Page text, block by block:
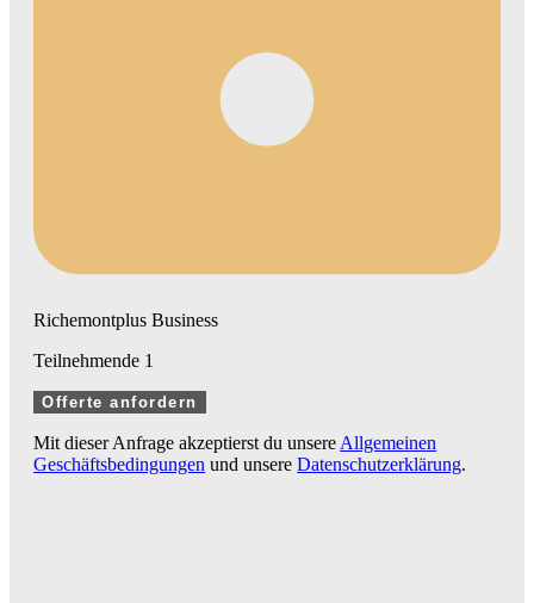
Richemontplus Business
Teilnehmende 1
Offerte anfordern
Mit dieser Anfrage akzeptierst du unsere Allgemeinen
Geschäftsbedingungen und unsereDatenschutzerklärung.